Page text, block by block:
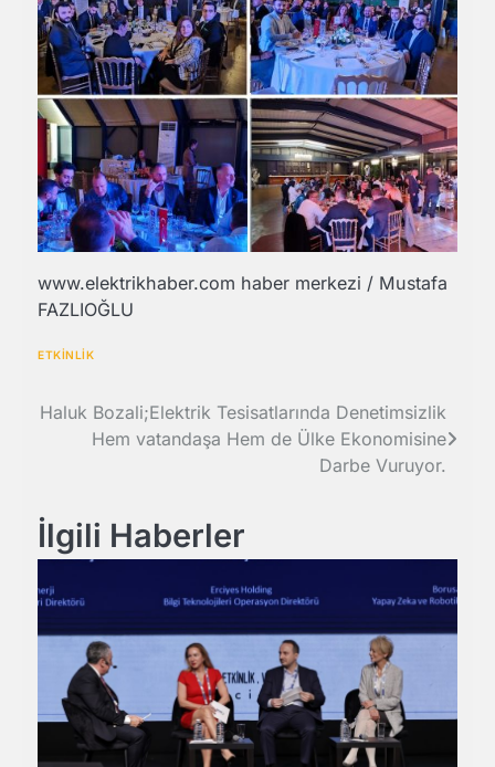
www.elektrikhaber.com haber merkezi / Mustafa
FAZLIOĞLU
ETKİNLİK
Yazı
Haluk Bozali;Elektrik Tesisatlarında Denetimsizlik
Hem vatandaşa Hem de Ülke Ekonomisine
Darbe Vuruyor.
İlgili Haberler